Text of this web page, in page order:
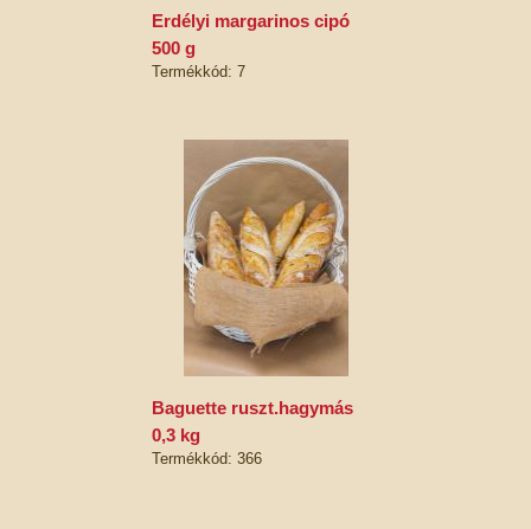
erdélyi margarinos cipó
500 g
Termékkód: 7
baguette ruszt.hagymás
0,3 kg
Termékkód: 366